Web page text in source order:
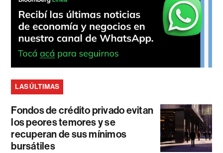
LAS ÚLTIMAS
Fondos de crédito privado evitan
los peores temores y se
recuperan de sus mínimos
bursátiles